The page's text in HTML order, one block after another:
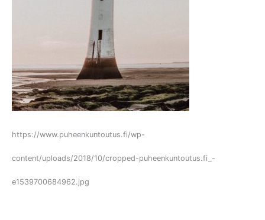
https://www.puheenkuntoutus.fi/wp-
content/uploads/2018/10/cropped-puheenkuntoutus.fi_-
e1539700684962.jpg